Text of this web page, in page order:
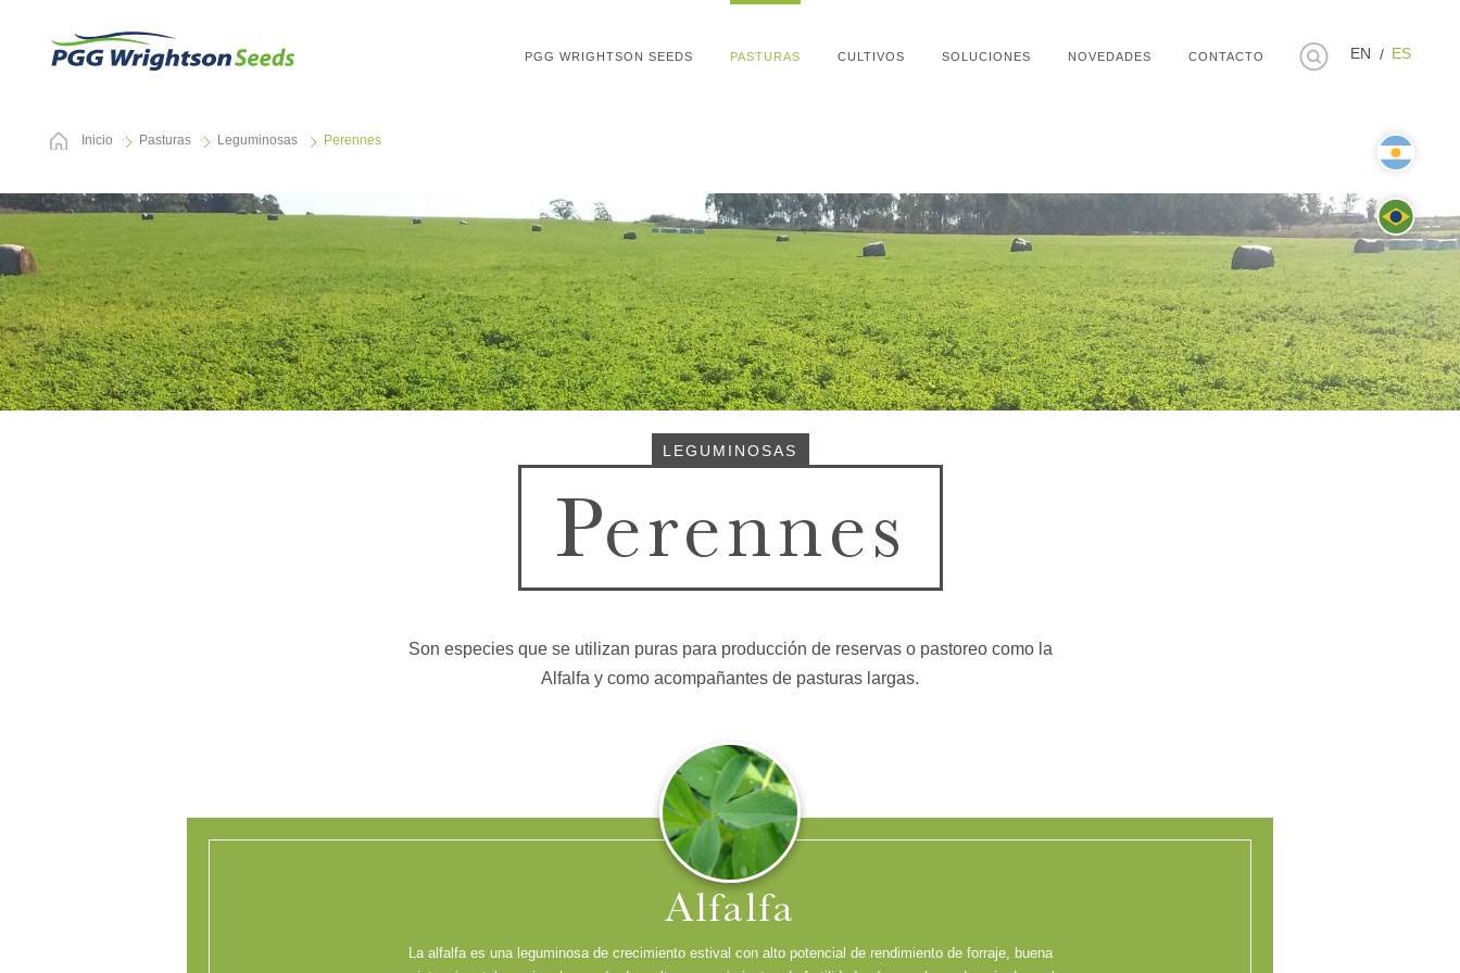
EN ES
PGG WRIGHTSON SEEDS PASTURAS CULTIVOS SOLUCIONES NOVEDADES CONTACTO
Inicio Pasturas Leguminosas Perennes
LEGUMINOSAS
Perennes
Son especies que se utilizan puras para producción de reservas o pastoreo como la
Alfalfa y como acompañantes de pasturas largas.
Alfalfa
La alfalfa es una leguminosa de crecimiento estival con alto potencial de rendimiento de forraje, buena